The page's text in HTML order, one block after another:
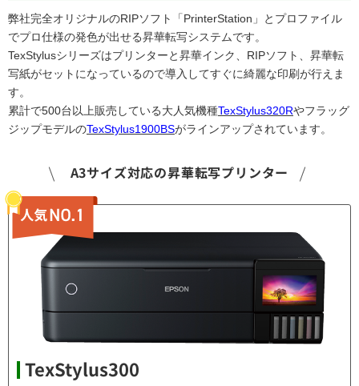
弊社完全オリジナルのRIPソフト「PrinterStation」とプロファイル
でプロ仕様の発色が出せる昇華転写システムです。
TexStylusシリーズはプリンターと昇華インク、RIPソフト、昇華転
写紙がセットになっているので導入してすぐに綺麗な印刷が行えま
す。
累計で500台以上販売している大人気機種TexStylus320Rやフラッグ
ジップモデルのTexStylus1900BSがラインアップされています。
A3サイズ対応の昇華転写プリンター
TexStylus300